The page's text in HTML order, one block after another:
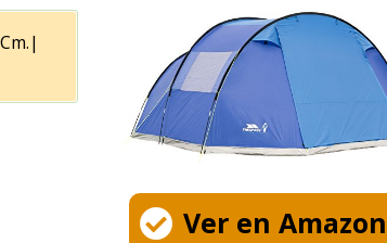
Ver en Amazon